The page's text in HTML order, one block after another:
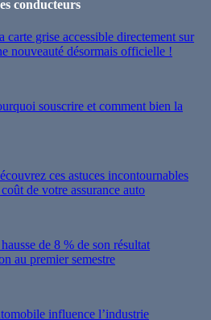
conducteurs
grise accessible directement sur
nouveauté désormais officielle !
souscrire et comment bien la
ces astuces incontournables
de votre assurance auto
de 8 % de son résultat
au premier semestre
influence l’industrie